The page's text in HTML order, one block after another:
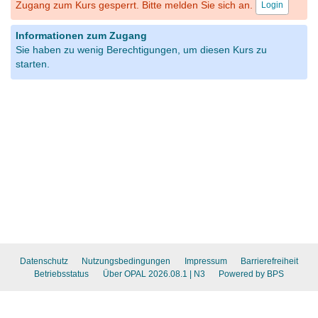
Zugang zum Kurs gesperrt. Bitte melden Sie sich an. Login
Informationen zum Zugang
Sie haben zu wenig Berechtigungen, um diesen Kurs zu
starten.
Datenschutz Nutzungsbedingungen Impressum
Barrierefreiheit
Betriebsstatus
Über OPAL 2026.08.1 | N3 Powered by BPS